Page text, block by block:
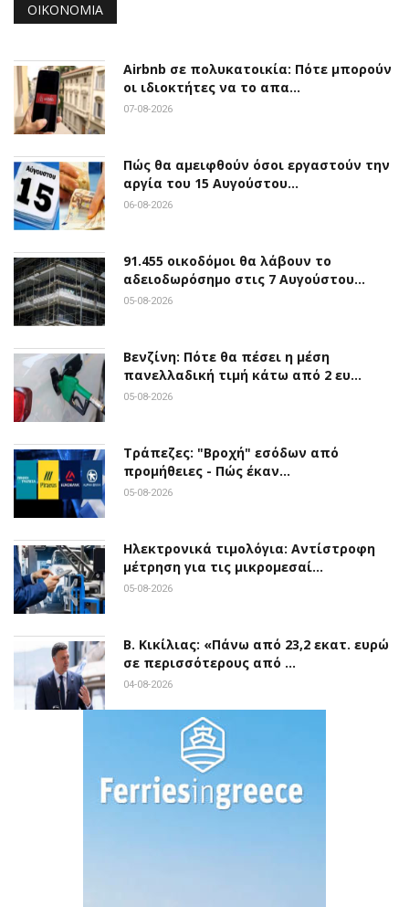
ΟΙΚΟΝΟΜΊΑ
Airbnb σε πολυκατοικία: Πότε μπορούν
οι ιδιοκτήτες να το απα…
07-08-2026
Πώς θα αμειφθούν όσοι εργαστούν την
αργία του 15 Αυγούστου…
06-08-2026
91.455 οικοδόμοι θα λάβουν το
αδειοδωρόσημο στις 7 Αυγούστου…
05-08-2026
Βενζίνη: Πότε θα πέσει η μέση
πανελλαδική τιμή κάτω από 2 ευ…
05-08-2026
Τράπεζες: "Βροχή" εσόδων από
προμήθειες - Πώς έκαν…
05-08-2026
Ηλεκτρονικά τιμολόγια: Αντίστροφη
μέτρηση για τις μικρομεσαί…
05-08-2026
Β. Κικίλιας: «Πάνω από 23,2 εκατ. ευρώ
σε περισσότερους από …
04-08-2026